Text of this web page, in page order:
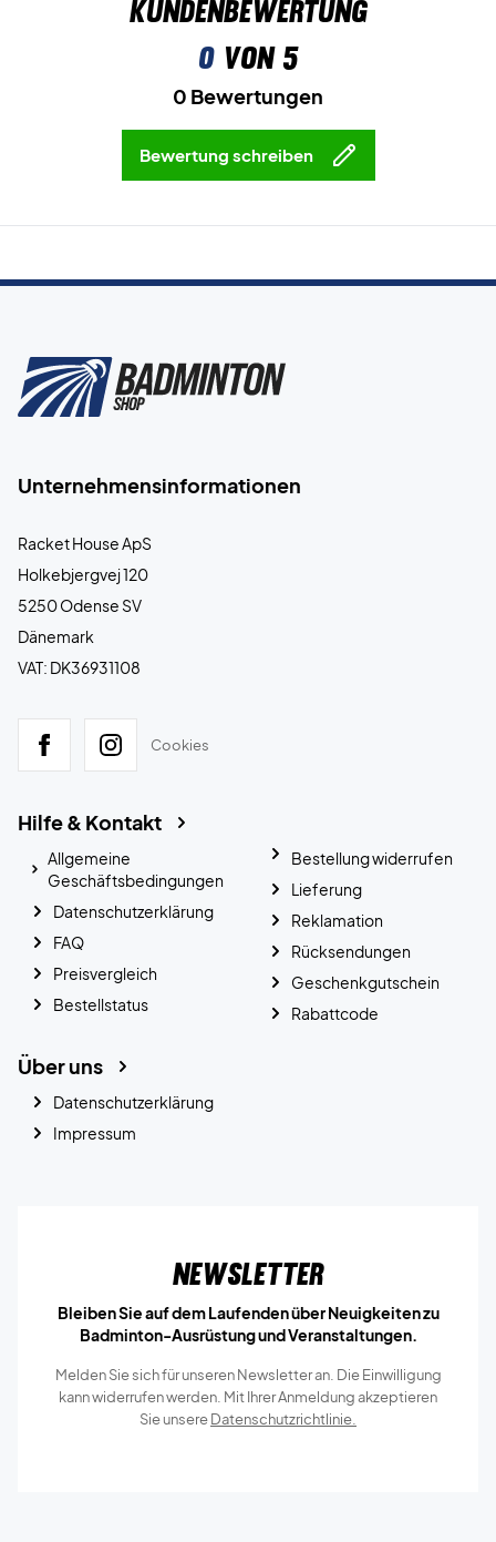
Kundenbewertung
0von 5
0 Bewertungen
Bewertung schreiben
Unternehmensinformationen
Racket House ApS
Holkebjergvej 120
5250 Odense SV
Dänemark
VAT: DK36931108
Cookies
Hilfe & Kontakt
Allgemeine
Geschäftsbedingungen
Datenschutzerklärung
FAQ
Preisvergleich
Bestellstatus
Bestellung widerrufen
Lieferung
Reklamation
Rücksendungen
Geschenkgutschein
Rabattcode
Über uns
Datenschutzerklärung
Impressum
Newsletter
Bleiben Sie auf dem Laufenden über Neuigkeiten zu
Badminton-Ausrüstung und Veranstaltungen.
Melden Sie sich für unseren Newsletter an. Die Einwilligung
kann widerrufen werden. Mit Ihrer Anmeldung akzeptieren
Sie unsereDatenschutzrichtlinie.